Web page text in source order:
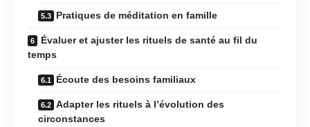
Pratiques de méditation en famille
Évaluer et ajuster les rituels de santé au fil du
temps
Écoute des besoins familiaux
Adapter les rituels à l’évolution des
circonstances